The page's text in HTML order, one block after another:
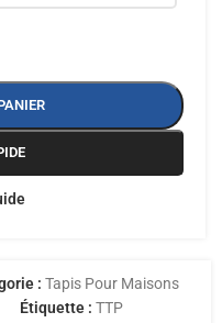
: Tapis Pour Maisons
Étiquette : TTP